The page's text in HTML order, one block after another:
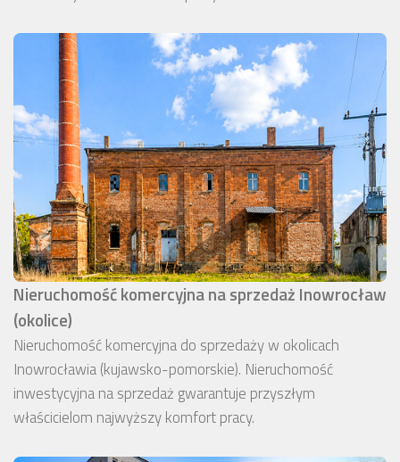
Nieruchomość komercyjna na sprzedaż Inowrocław
(okolice)
Nieruchomość komercyjna do sprzedaży w okolicach
Inowrocławia (kujawsko-pomorskie). Nieruchomość
inwestycyjna na sprzedaż gwarantuje przyszłym
właścicielom najwyższy komfort pracy.